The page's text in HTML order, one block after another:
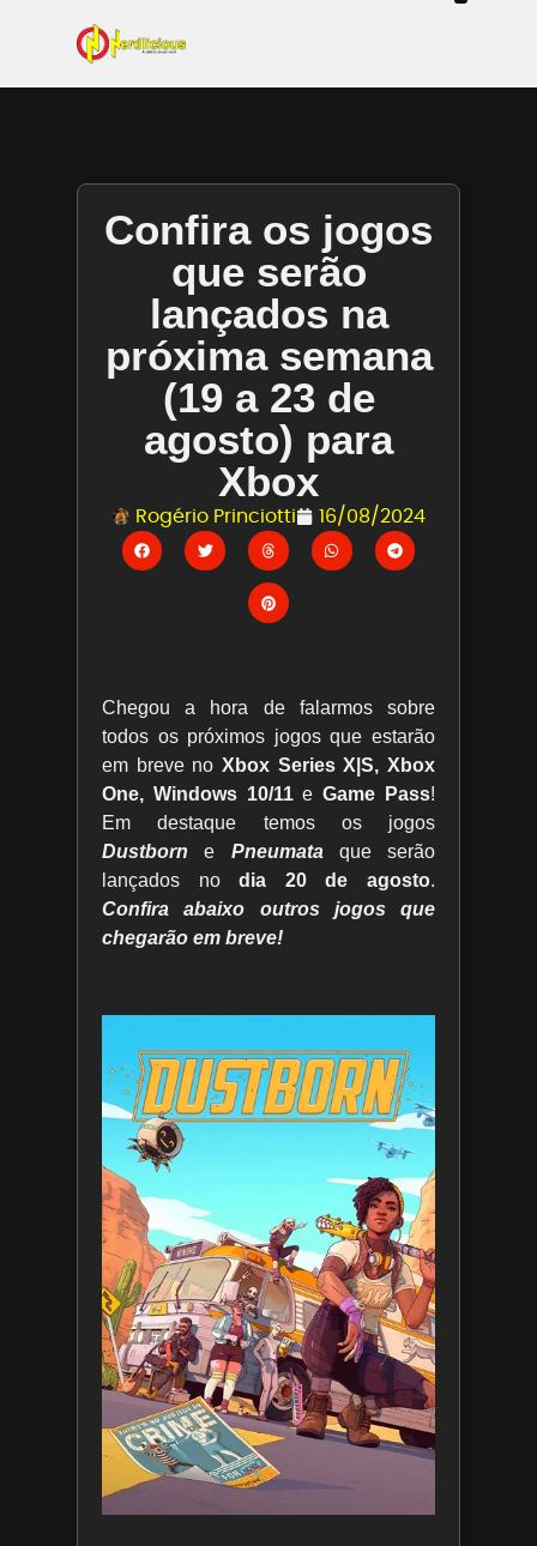
Confira os jogos
que serão
lançados na
próxima semana
(19 a 23 de
agosto) para
Xbox
Rogério Princiotti 16/08/2024
Chegou a hora de falarmos sobre
todos os próximos jogos que estarão
em breve no Xbox Series X|S, Xbox
One, Windows 10/11eGame Pass!
Em destaque temos os jogos
Dustborne Pneumataque serão
lançados nodia 20 de agosto.
Confira abaixo outros jogos que
chegarão em breve!